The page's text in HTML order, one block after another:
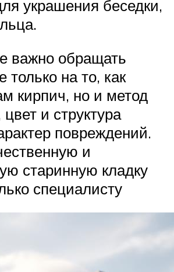
украшения беседки,
важно обращать
только на то, как
кирпич, но и метод
цвет и структура
повреждений.
и
старинную кладку
специалисту